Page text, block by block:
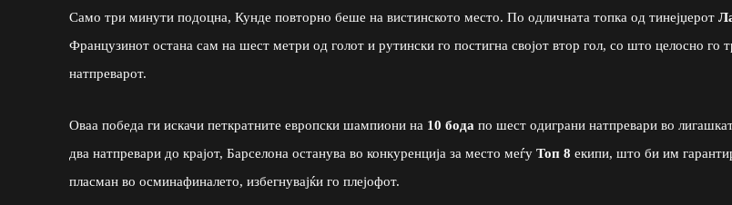
Само три минути подоцна, Кунде повторно беше на вистинското место. По одличната топка од тинејџерот
Французинот остана сам на шест метри од голот и рутински го постигна својот втор гол, со што целосно го
натпреварот.
Оваа победа ги искачи петкратните европски шампиони на 10 бода по шест одиграни натпревари во
два натпревари до крајот, Барселона останува во конкуренција за место меѓу Топ 8 екипи, што би им
пласман во осминафиналето, избегнувајќи го плејофот.